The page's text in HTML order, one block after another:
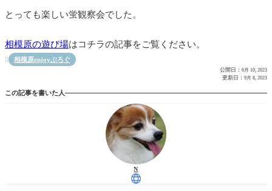
とっても楽しい蛍観察会でした。
相模原の遊び場はコチラの記事をご覧ください。
 相模原enjoyぶろぐ
公開日： 6月 10, 2023
更新日： 9月 8, 2023
この記事を書いた人
N